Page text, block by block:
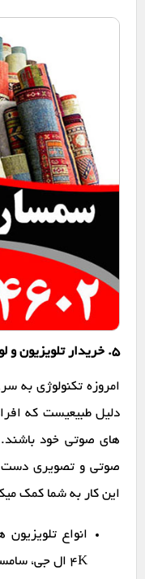
۵. خریدار تلویزیون و لوازم صوتی و تصویری
امروزه تکنولوژی
دلیل طبیعیست که
های صوتی خود باشند.
صوتی و تصویری دست
این کار به شما کمک
4K ال جی، سامسونگ، سونی و...